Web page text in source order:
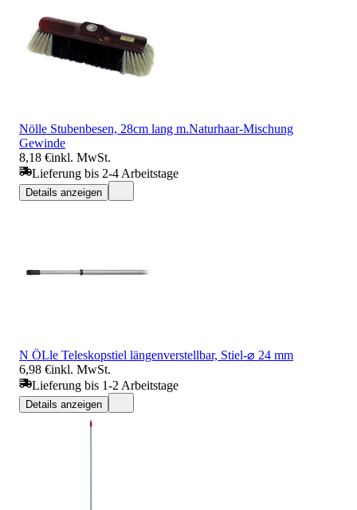
Nölle Stubenbesen, 28cm lang m.Naturhaar-Mischung
Gewinde
8,18 €inkl. MwSt.
Lieferung bis 2-4 Arbeitstage
Details anzeigen
N ÖLle Teleskopstiel längenverstellbar, Stiel-⌀ 24 mm
6,98 €inkl. MwSt.
Lieferung bis 1-2 Arbeitstage
Details anzeigen